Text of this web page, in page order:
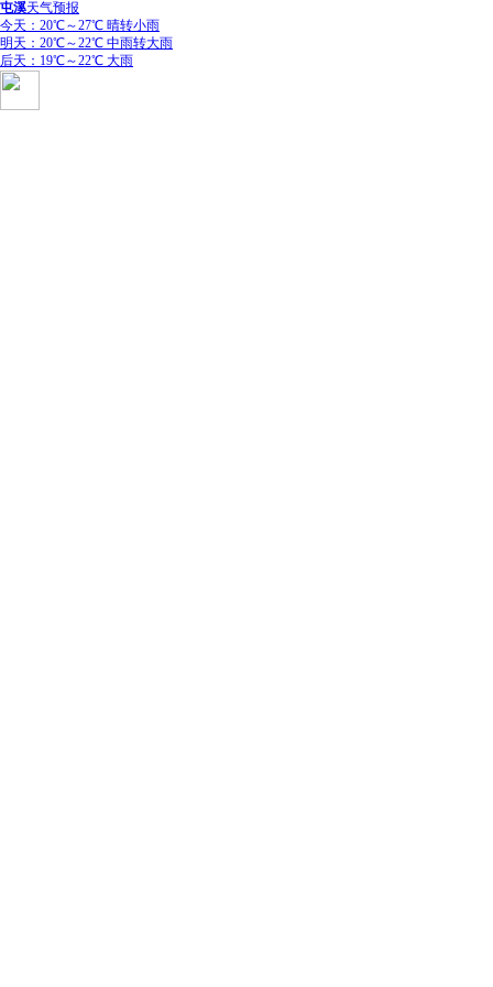
屯溪天气预报
今天：20℃～27℃ 晴转小雨
明天：20℃～22℃ 中雨转大雨
后天：19℃～22℃ 大雨